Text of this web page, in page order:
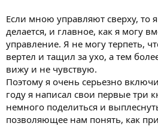
Если мною управляют сверху, то я
делается, и главное, как я могу
управление. Я не могу терпеть,
вертел и тащил за ухо, а тем
вижу и не чувствую.
Поэтому я очень серьезно
году я написал свои первые три
немного поделиться и
позволяющее нам понять, как